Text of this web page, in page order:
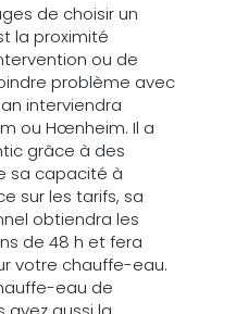
de choisir un
la proximité
ou de
problème avec
interviendra
ou Hœnheim. Il a
grâce à des
sa capacité à
sur les tarifs, sa
obtiendra les
de 48 h et fera
votre chauffe-eau.
eau de